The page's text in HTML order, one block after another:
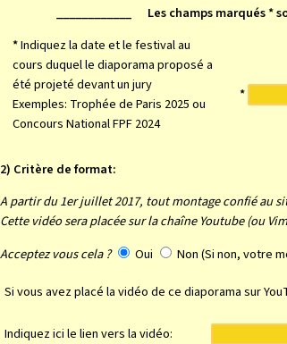
____________ Les champs marqués *
*Indiquez la date et le festival au
cours duquel le diaporama proposé a
été projeté devant un jury
Exemples: Trophée de Paris 2025 ou
Concours National FPF 2024
*
2) Critère de format:
A partir du 1er juillet 2017, tout montage confié au
Cette vidéo sera placée sur la chaîne Youtube (ou
Acceptez vous cela ?
Oui
Non (Si non, votre
Si vous avez placé la vidéo de ce diaporama sur
Indiquez ici le lien vers la vidéo: